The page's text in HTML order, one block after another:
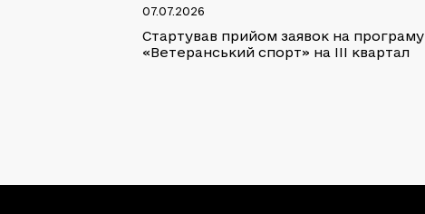
07.07.2026
Стартував прийом заявок на програму
«Ветеранський спорт» на ІІІ квартал